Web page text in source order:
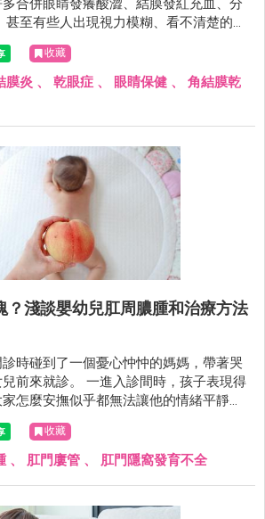
合併眼睛發癢酸澀、結膜發紅充血、分
至有些人出現視力模糊、看不清楚的病
收藏
膜炎 、 乾眼症 、 眼睛保健 、 角結膜乾
？淺談嬰幼兒肛周膿腫和治療方法
時碰到了一個憂心忡忡的媽媽，帶著哭
前來就診。 一進入診間時，孩子表現得
怎麼安撫似乎都無法讓他的情緒平靜下
收藏
、 肛門廔管 、 肛門隱窩發育不全